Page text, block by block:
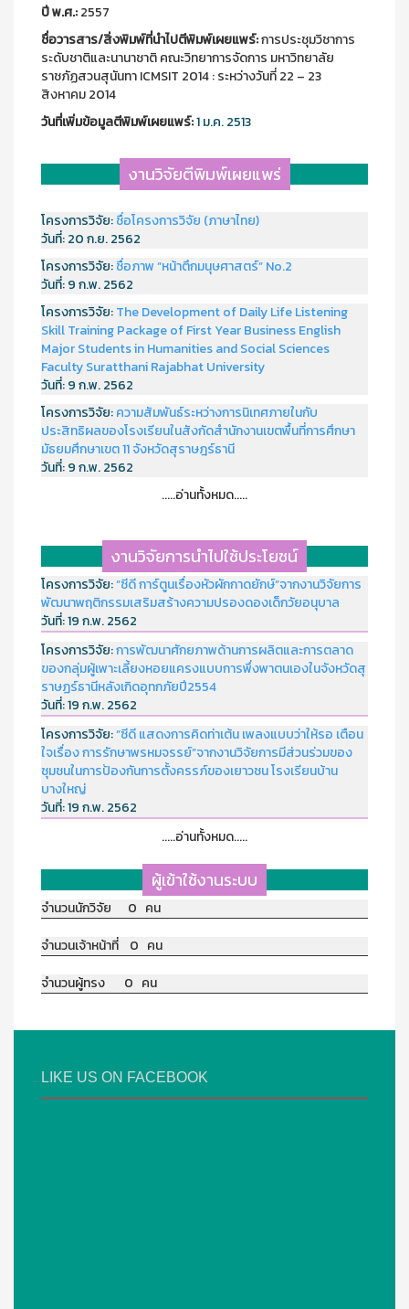
ปี พ.ศ.:2557
ชื่อวารสาร/สิ่งพิมพ์ที่นำไปตีพิมพ์เผยแพร์:การประชุมวิชาการ
ระดับชาติและนานาชาติ คณะวิทยาการจัดการ มหาวิทยาลัย
ราชภัฏสวนสุนันทา ICMSIT 2014 : ระหว่างวันที่ 22 – 23
สิงหาคม 2014
วันที่เพิ่มข้อมูลตีพิมพ์เผยแพร์:1 ม.ค. 2513
งานวิจัยตีพิมพ์เผยแพร่
โครงการวิจัย:ชื่อโครงการวิจัย (ภาษาไทย)
วันที่:20 ก.ย. 2562
โครงการวิจัย:ชื่อภาพ “หน้าตึกมนุษศาสตร์” No.2
วันที่:9 ก.พ. 2562
โครงการวิจัย:The Development of Daily Life Listening
Skill Training Package of First Year Business English
Major Students in Humanities and Social Sciences
Faculty Suratthani Rajabhat University
วันที่:9 ก.พ. 2562
โครงการวิจัย:ความสัมพันธ์ระหว่างการนิเทศภายในกับ
ประสิทธิผลของโรงเรียนในสังกัดสำนักงานเขตพื้นที่การศึกษา
มัธยมศึกษาเขต 11 จังหวัดสุราษฎร์ธานี
วันที่:9 ก.พ. 2562
.....อ่านทั้งหมด.....
งานวิจัยการนำไปใช้ประโยชน์
โครงการวิจัย:“ซีดี การ์ตูนเรื่องหัวผักกาดยักษ์”จากงานวิจัยการ
พัฒนาพฤติกรรมเสริมสร้างความปรองดองเด็กวัยอนุบาล
วันที่:19 ก.พ. 2562
โครงการวิจัย:การพัฒนาศักยภาพด้านการผลิตและการตลาด
ของกลุ่มผู้เพาะเลี้ยงหอยแครงแบบการพึ่งพาตนเองในจังหวัดสุ
ราษฏร์ธานีหลังเกิดอุทกภัยปี2554
วันที่:19 ก.พ. 2562
โครงการวิจัย:“ซีดี แสดงการคิดท่าเต้น เพลงแบบว่าให้รอ เตือน
ใจเรื่อง การรักษาพรหมจรรย์”จากงานวิจัยการมีส่วนร่วมของ
ชุมชนในการป้องกันการตั้งครรภ์ของเยาวชน โรงเรียนบ้าน
บางใหญ่
วันที่:19 ก.พ. 2562
.....อ่านทั้งหมด.....
ผู้เข้าใช้งานระบบ
จำนวนนักวิจัย 0 คน
จำนวนเจ้าหน้าที่ 0 คน
จำนวนผู้ทรง 0 คน
LIKE US ON FACEBOOK